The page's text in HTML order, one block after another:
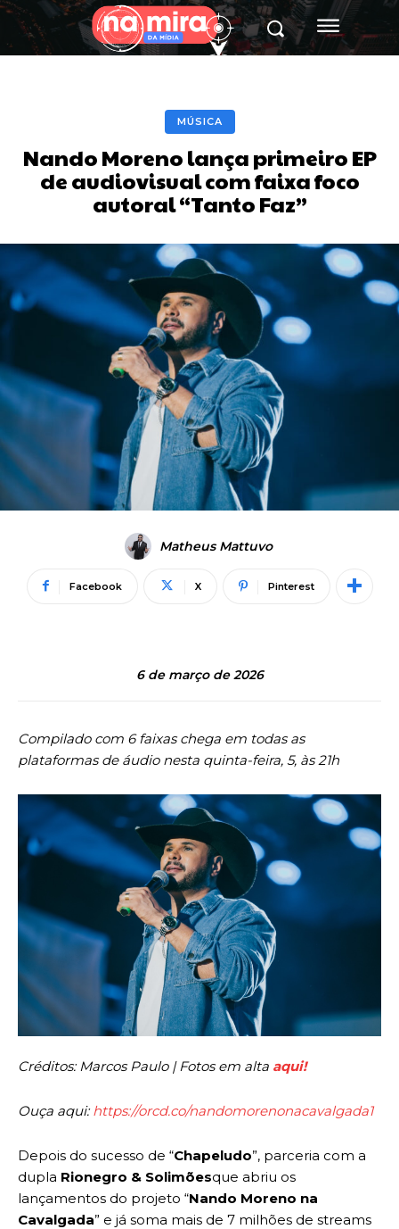
MÚSICA
Nando Moreno lança primeiro EP
de audiovisual com faixa foco
autoral “Tanto Faz”
Matheus Mattuvo
Facebook X Pinterest
6 de março de 2026
Compilado com 6 faixas chega em todas as
plataformas de áudio nesta quinta-feira, 5, às 21h
Créditos: Marcos Paulo | Fotos em alta aqui!
Ouça aqui:https://orcd.co/nandomorenonacavalgada1
Depois do sucesso de “Chapeludo”, parceria com a
dupla Rionegro & Solimõesque abriu os
lançamentos do projeto “Nando Moreno na
Cavalgada” e já soma mais de 7 milhões de streams